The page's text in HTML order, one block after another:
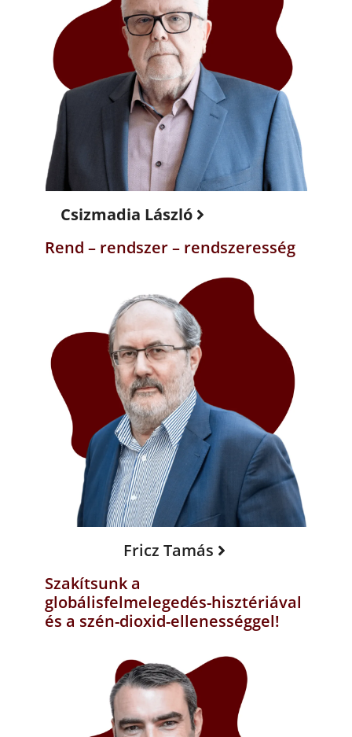
Csizmadia László
Rend – rendszer – rendszeresség
Fricz Tamás
Szakítsunk a
globálisfelmelegedés-hisztériával
és a szén-dioxid-ellenességgel!